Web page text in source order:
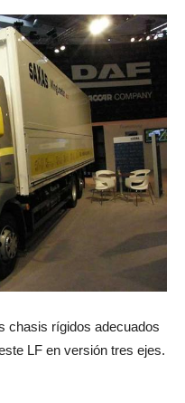
chasis rígidos adecuados
LF en versión tres ejes.